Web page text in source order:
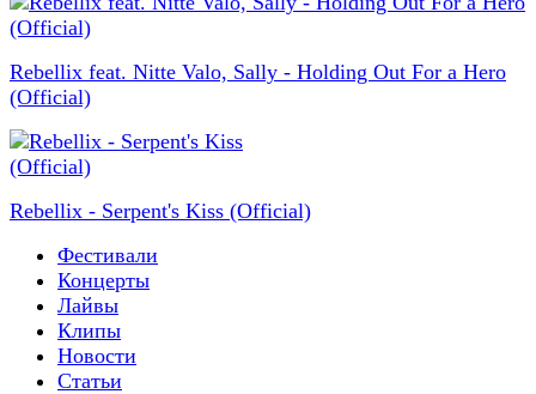
Rebellix feat. Nitte Valo, Sally - Holding Out For a Hero
(Official)
Rebellix - Serpent's Kiss (Official)
Фестивали
Концерты
Лайвы
Клипы
Новости
Статьи